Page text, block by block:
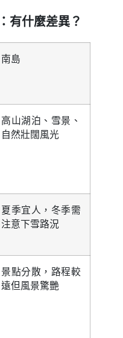
有什麼差異？
南島
高山湖泊、雪景、
自然壯闊風光
夏季宜人，冬季需
注意下雪路況
景點分散，路程較
遠但風景驚艷